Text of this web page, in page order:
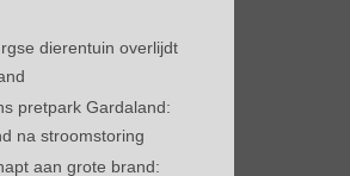
dierentuin overlijdt
pretpark Gardaland:
na stroomstoring
aan grote brand: